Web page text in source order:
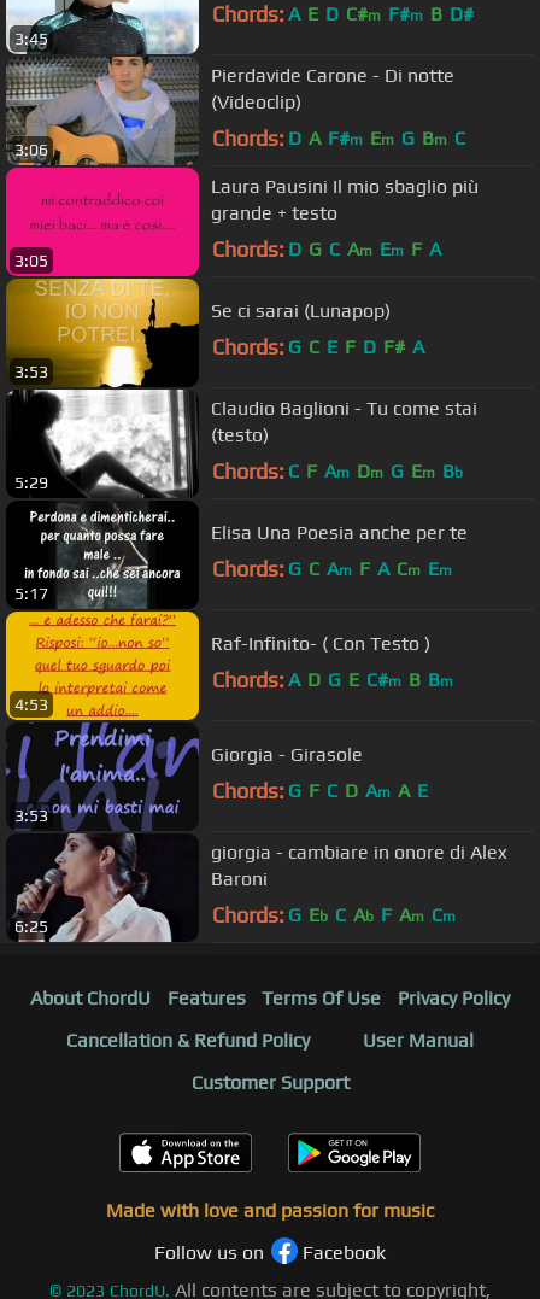
3:45
Chords: A E D C#m F#m B D#
3:06
Pierdavide Carone - Di notte
(Videoclip)
Chords: D A F#m Em G Bm C
3:05
Laura Pausini Il mio sbaglio più
grande + testo
Chords: D G C Am Em F A
3:53
Se ci sarai (Lunapop)
Chords: G C E F D F# A
5:29
Claudio Baglioni - Tu come stai
(testo)
Chords: C F Am Dm G Em Bb
5:17
Elisa Una Poesia anche per te
Chords: G C Am F A Cm Em
4:53
Raf-Infinito- ( Con Testo )
Chords: A D G E C#m B Bm
3:53
Giorgia - Girasole
Chords: G F C D Am A E
6:25
giorgia - cambiare in onore di Alex
Baroni
Chords: G Eb C Ab F Am Cm
About ChordU Features Terms Of Use
Privacy Policy
Cancellation & Refund Policy
User Manual
Customer Support
Made with love and passion for music
Follow us on
Facebook
© 2023 ChordU. All contents are subject to copyright,